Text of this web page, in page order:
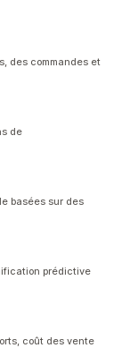
des commandes et
de
basées sur des
prédictive
coût des vente